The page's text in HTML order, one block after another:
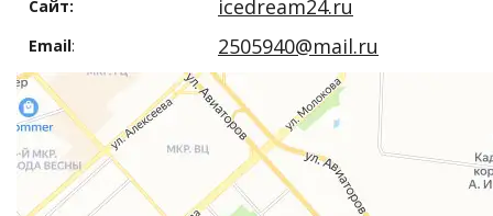
Сайт:
icedream24.ru
Email: 2505940@mail.ru